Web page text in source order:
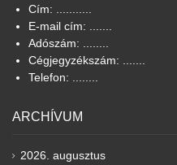
Cím: ...........
E-mail cím: .......
Adószám: ........
Cégjegyzékszám: .......
Telefon: ........
ARCHÍVUM
2026. augusztus